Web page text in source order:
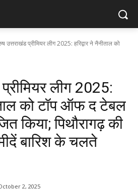
उत्तराखंड प्रीमियर लीग 2025: हरिद्वार ने नैनीताल को
लीग 2025:
को टॉप ऑफ द टेबल
किया; पिथौरागढ़ की
बारिश के चलते
2, 2025